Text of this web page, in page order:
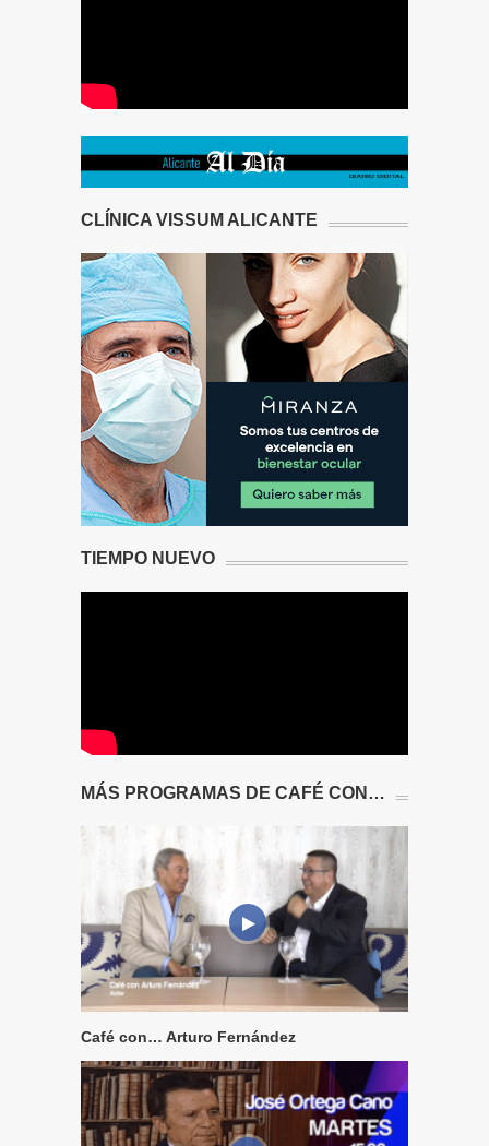
CLÍNICA VISSUM ALICANTE
TIEMPO NUEVO
MÁS PROGRAMAS DE CAFÉ CON…
Café con… Arturo Fernández